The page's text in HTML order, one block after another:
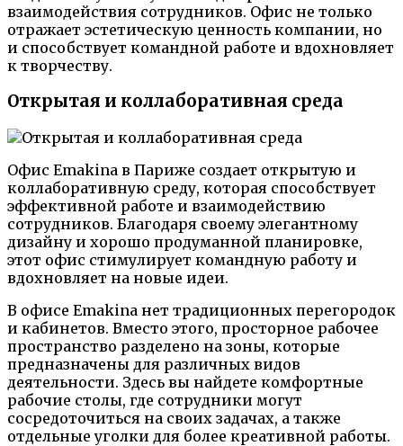
взаимодействия сотрудников. Офис не только
отражает эстетическую ценность компании, но
и способствует командной работе и вдохновляет
к творчеству.
Открытая и коллаборативная среда
Офис Emakina в Париже создает открытую и
коллаборативную среду, которая способствует
эффективной работе и взаимодействию
сотрудников. Благодаря своему элегантному
дизайну и хорошо продуманной планировке,
этот офис стимулирует командную работу и
вдохновляет на новые идеи.
В офисе Emakina нет традиционных перегородок
и кабинетов. Вместо этого, просторное рабочее
пространство разделено на зоны, которые
предназначены для различных видов
деятельности. Здесь вы найдете комфортные
рабочие столы, где сотрудники могут
сосредоточиться на своих задачах, а также
отдельные уголки для более креативной работы.